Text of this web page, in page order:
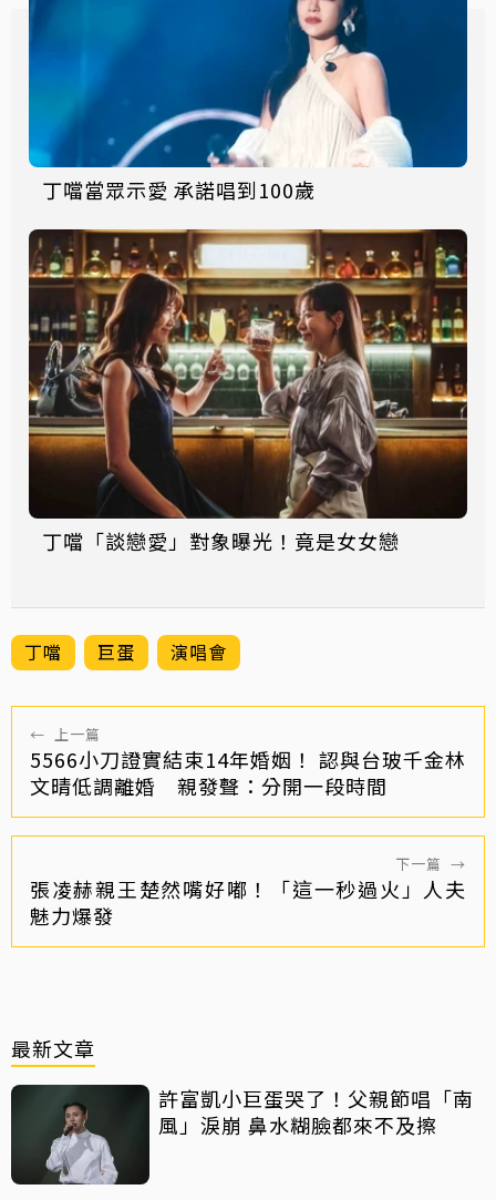
丁噹當眾示愛 承諾唱到100歲
丁噹「談戀愛」對象曝光！竟是女女戀
丁噹 巨蛋 演唱會
← 上一篇
5566小刀證實結束14年婚姻！ 認與台玻千金林
文晴低調離婚 親發聲：分開一段時間
下一篇 →
張凌赫親王楚然嘴好嘟！「這一秒過火」人夫
魅力爆發
最新文章
許富凱小巨蛋哭了！父親節唱「南
風」淚崩 鼻水糊臉都來不及擦